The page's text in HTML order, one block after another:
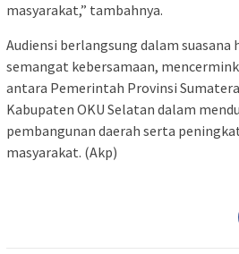
masyarakat,” tambahnya.
Audiensi berlangsung dalam suasana
semangat kebersamaan,
antara Pemerintah Provinsi
Kabupaten OKU Selatan dalam
pembangunan daerah serta
masyarakat. (Akp)